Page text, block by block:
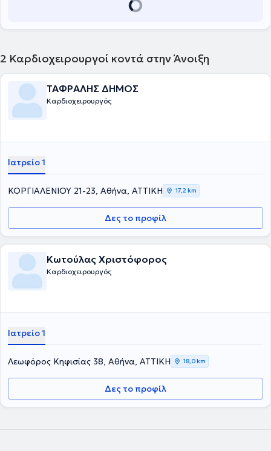
2 Καρδιοχειρουργοί κοντά στην Άνοιξη
ΤΑΦΡΑΛΗΣ ΔΗΜΟΣ
Καρδιοχειρουργός
Ιατρείο 1
ΚΟΡΓΙΑΛΕΝΙΟΥ 21-23, Αθήνα, ΑΤΤΙΚΗ 17,2 km
Δες το προφίλ
Κωτούλας Χριστόφορος
Καρδιοχειρουργός
Ιατρείο 1
Λεωφόρος Κηφισίας 38, Αθήνα, ΑΤΤΙΚΗ 18,0 km
Δες το προφίλ